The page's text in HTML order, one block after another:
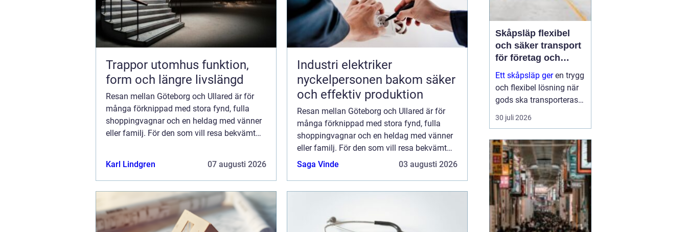
Trappor utomhus funktion,
form och längre livslängd
Resan mellan Göteborg och Ullared är för
många förknippad med stora fynd, fulla
shoppingvagnar och en heldag med vänner
eller familj. För den som vill resa bekvämt
Karl Lindgren 07 augusti 2026
Industri elektriker
nyckelpersonen bakom säker
och effektiv produktion
Resan mellan Göteborg och Ullared är för
många förknippad med stora fynd, fulla
shoppingvagnar och en heldag med vänner
eller familj. För den som vill resa bekvämt
och slippa bilköer, parkering och körstress
Saga Vinde 03 augusti 2026
Skåpsläp flexibel
och säker transport
för företag och
privatpersoner
Ett skåpsläp geren trygg
och flexibel lösning när
gods ska transporteras
skyddat mot väder, insyn
och stöld. Tack vare de
låsbara konstruktionen
fungerar det som ett
rulland...
30 juli 2026